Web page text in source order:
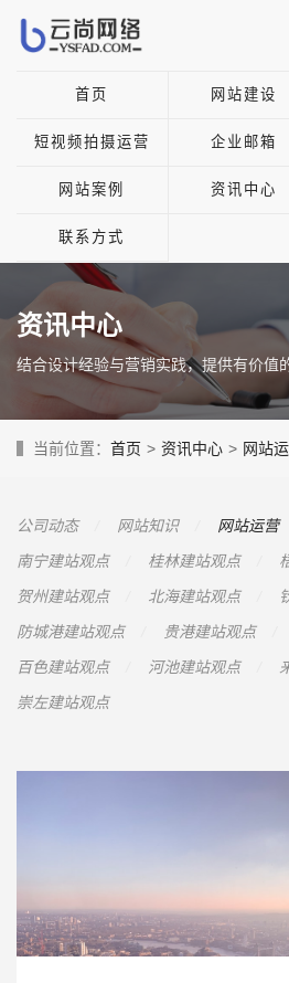
首页 网站建设
短视频拍摄运营 企业邮箱
网站案例 资讯中心
联系方式
资讯中心
结合设计经验与营销实践，提供有价值
当前位置： 首页 > 资讯中心 > 网站
公司动态 网站知识 网站运营
南宁建站观点
桂林建站观点
贺州建站观点
北海建站观点
防城港建站观点
贵港建站观点
百色建站观点
河池建站观点
崇左建站观点